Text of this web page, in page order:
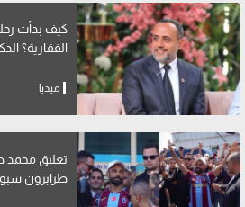
كيف بدأت
الفقارية؟
ميديا
تعليق محمد
طرابزون